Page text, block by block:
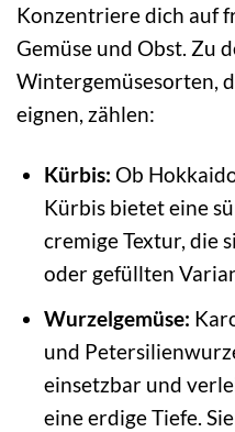
Konzentriere dich auf
Gemüse und Obst. Zu
Wintergemüsesorten,
eignen, zählen:
Kürbis: Ob
Kürbis bietet eine
cremige Textur, die
oder gefüllten
Wurzelgemüse:
und
einsetzbar und
eine erdige Tiefe.